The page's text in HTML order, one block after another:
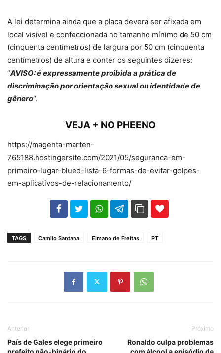
A lei determina ainda que a placa deverá ser afixada em
local visível e confeccionada no tamanho mínimo de 50 cm
(cinquenta centímetros) de largura por 50 cm (cinquenta
centímetros) de altura e conter os seguintes dizeres:
“AVISO: é expressamente proibida a prática de
discriminação por orientação sexual ou identidade de
gênero“.
VEJA + NO PHEENO
https://magenta-marten-
765188.hostingersite.com/2021/05/seguranca-em-
primeiro-lugar-blued-lista-6-formas-de-evitar-golpes-
em-aplicativos-de-relacionamento/
102 35
TAGS Camilo Santana Elmano de Freitas PT
Anterior
País de Gales elege primeiro
prefeito não-binário do
Próximo
Ronaldo culpa problemas
com álcool a episódio de